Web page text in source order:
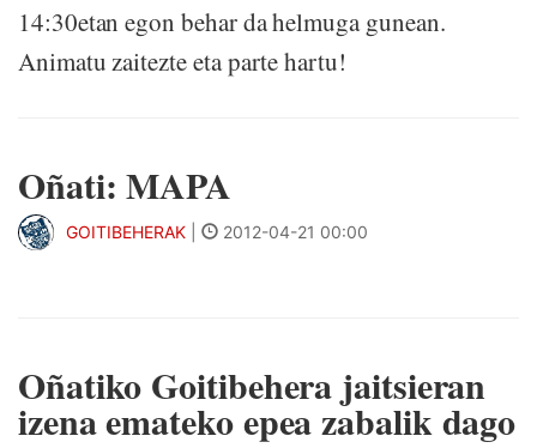
14:30etan egon behar da helmuga gunean.
Animatu zaitezte eta parte hartu!
Oñati: MAPA
GOITIBEHERAK 2012-04-21 00:00
Oñatiko Goitibehera jaitsieran
izena emateko epea zabalik dago